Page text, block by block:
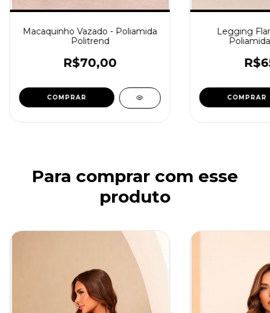
Macaquinho Vazado - Poliamida
Politrend
R$70,00
COMPRAR
Legging
COMPRAR
Para comprar com esse
produto